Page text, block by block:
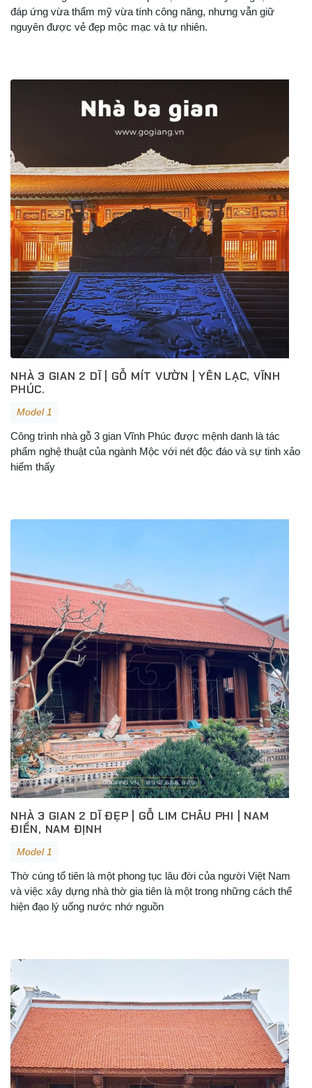
đáp ứng vừa thẩm mỹ vừa tính công năng, nhưng vẫn giữ
nguyên được vẻ đẹp mộc mạc và tự nhiên.
NHÀ 3 GIAN 2 DĨ | GỖ MÍT VƯỜN | YÊN LẠC, VĨNH
PHÚC.
Model 1
Công trình nhà gỗ 3 gian Vĩnh Phúc được mệnh danh là tác
phẩm nghệ thuật của ngành Mộc với nét độc đáo và sự tinh xảo
hiếm thấy
NHÀ 3 GIAN 2 DĨ ĐẸP | GỖ LIM CHÂU PHI | NAM
ĐIỀN, NAM ĐỊNH
Model 1
Thờ cúng tổ tiên là một phong tục lâu đời của người Việt Nam
và việc xây dựng nhà thờ gia tiên là một trong những cách thể
hiện đạo lý uống nước nhớ nguồn